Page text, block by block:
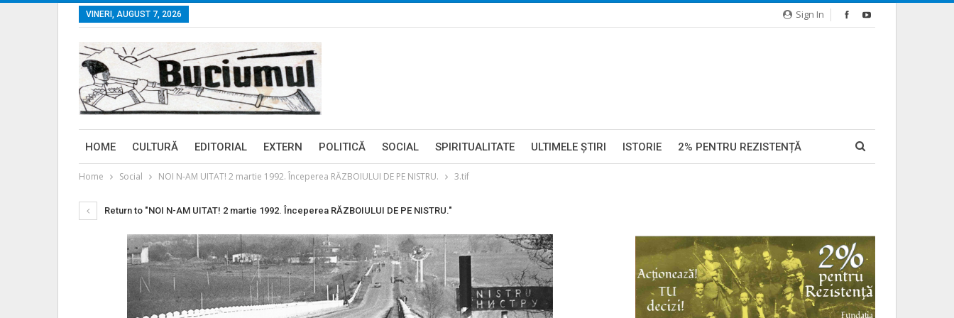
Sign In
VINERI, AUGUST 7, 2026
HOME CULTURĂ EDITORIAL EXTERN POLITICĂ SOCIAL SPIRITUALITATE ULTIMELE ŞTIRI ISTORIE 2% PENTRU REZISTENȚĂ
Home Social NOI N-AM UITAT! 2 martie 1992. Începerea RĂZBOIULUI DE PE NISTRU. 3.tif
Return to "NOI N-AM UITAT! 2 martie 1992. Începerea RĂZBOIULUI DE PE NISTRU."